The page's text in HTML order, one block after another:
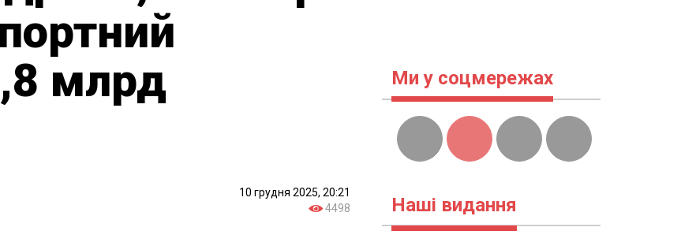
млрд
10 грудня 2025, 20:21
4498
Ми у соцмережах
Наші видання